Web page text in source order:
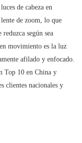
de cabeza en
de zoom, lo que
según sea
movimiento es la luz
afilado y enfocado.
Top 10 en China y
clientes nacionales y